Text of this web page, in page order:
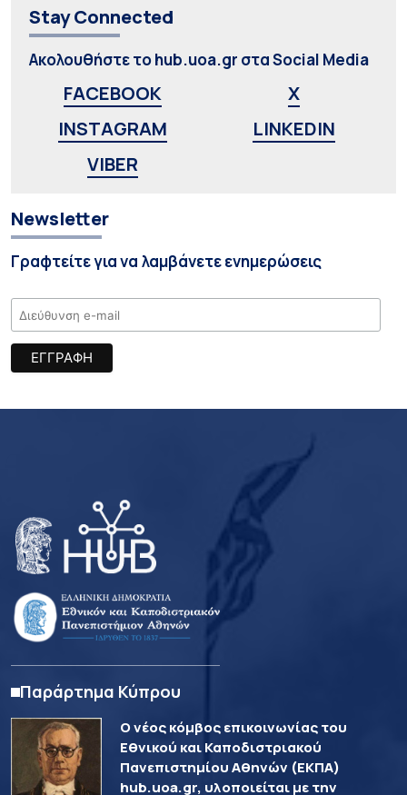
Stay Connected
Ακολουθήστε το hub.uoa.gr στα Social Media
FACEBOOK
X
INSTAGRAM
LINKEDIN
VIBER
Newsletter
Γραφτείτε για να λαμβάνετε ενημερώσεις
Παράρτημα Κύπρου
Ο νέος κόμβος επικοινωνίας του
Εθνικού και Καποδιστριακού
Πανεπιστημίου Αθηνών (ΕΚΠΑ)
hub.uoa.gr, υλοποιείται με την